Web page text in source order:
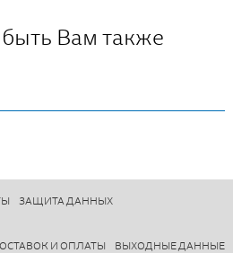
Вам также
ЗАЩИТА ДАННЫХ
И ОПЛАТЫ ВЫХОДНЫЕ ДАННЫЕ